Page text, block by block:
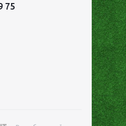
75